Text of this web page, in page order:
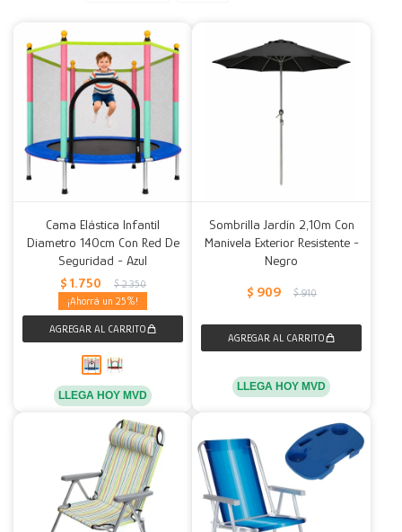
Cama Elástica Infantil
Diametro 140cm Con Red De
Seguridad - Azul
$ 1.750 $ 2.350
25
LLEGA HOY MVD
Sombrilla Jardín 2,10m Con
Manivela Exterior Resistente -
Negro
$ 909 $ 910
LLEGA HOY MVD
Mesas
Calefactores
Acolchados y Frazadas
Fundas
Decoración
Accesorios para el hogar
Accesorios
Muebles Infantiles